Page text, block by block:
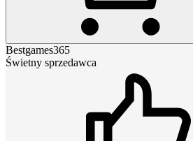
Bestgames365
Świetny sprzedawca